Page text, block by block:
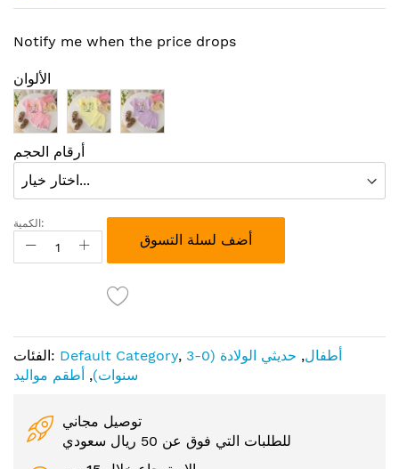
الصور
Notify me when the price drops
الألوان
أرقام الحجم
الكمية:
أضف لسلة التسوق
الفئات: Default Category, أطفال,
حديثي الولادة (0-3
سنوات), أطقم مواليد
توصيل مجاني
للطلبات التي فوق عن 50 ريال سعودي